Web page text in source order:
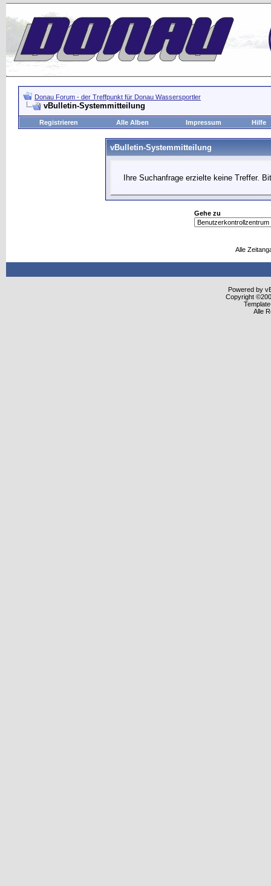
Donau Forum - der Treffpunkt für Donau Wassersportler
vBulletin-Systemmitteilung
Registrieren Alle Alben Impressum Hilfe
vBulletin-Systemmitteilung
Ihre Suchanfrage erzielte keine Treffer.
Gehe zu
Alle
Powered by
Copyright
Alle